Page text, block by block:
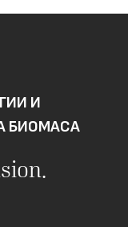
И
БИОМАСА